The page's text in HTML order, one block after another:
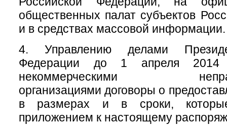
общественных палат субъектов
и в средствах массовой информации.
4. Управлению делами
Федерации до 1 апреля 2014
некоммерческими
организациями договоры о
в размерах и в сроки,
приложением к настоящему